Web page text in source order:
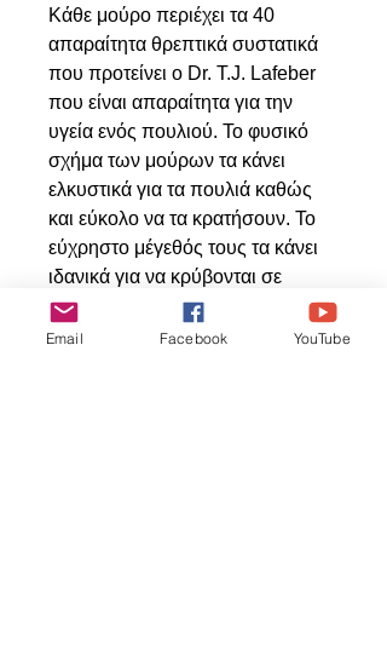
Κάθε μούρο περιέχει τα 40
απαραίτητα θρεπτικά συστατικά
που προτείνει ο Dr. T.J. Lafeber
που είναι απαραίτητα για την
υγεία ενός πουλιού. Το φυσικό
σχήμα των μούρων τα κάνει
ελκυστικά για τα πουλιά καθώς
και εύκολο να τα κρατήσουν. Το
εύχρηστο μέγεθός τους τα κάνει
ιδανικά για να κρύβονται σε
μεγάλο αριθμό παιχνιδιών
αναζήτησης τροφής.
Email Facebook YouTube